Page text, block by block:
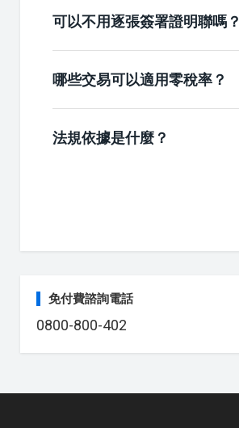
可以不用逐張簽署證明聯嗎？
哪些交易可以適用零稅率？
法規依據是什麼？
免付費諮詢電話
0800-800-402